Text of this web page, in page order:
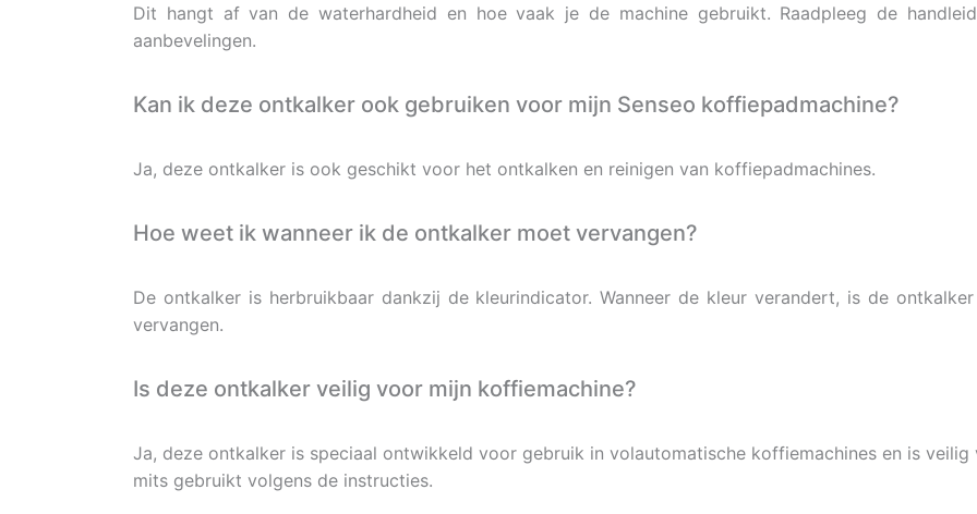
Dit hangt af van de waterhardheid en hoe vaak je de machine gebruikt. Raadpleeg de
aanbevelingen.
Kan ik deze ontkalker ook gebruiken voor mijn Senseo koffiepadmachine?
Ja, deze ontkalker is ook geschikt voor het ontkalken en reinigen van koffiepadmachines.
Hoe weet ik wanneer ik de ontkalker moet vervangen?
De ontkalker is herbruikbaar dankzij de kleurindicator. Wanneer de kleur verandert, is de
vervangen.
Is deze ontkalker veilig voor mijn koffiemachine?
Ja, deze ontkalker is speciaal ontwikkeld voor gebruik in volautomatische koffiemachines en is
mits gebruikt volgens de instructies.